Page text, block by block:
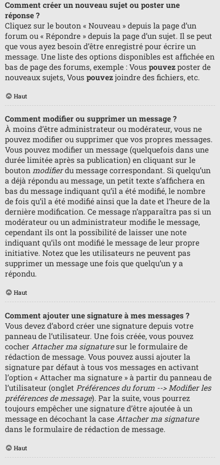
Comment créer un nouveau sujet ou poster une
réponse ?
Cliquez sur le bouton « Nouveau » depuis la page d’un
forum ou « Répondre » depuis la page d’un sujet. Il se peut
que vous ayez besoin d’être enregistré pour écrire un
message. Une liste des options disponibles est affichée en
bas de page des forums, exemple : Vous pouvez poster de
nouveaux sujets, Vous pouvez joindre des fichiers, etc.
Haut
Comment modifier ou supprimer un message ?
À moins d’être administrateur ou modérateur, vous ne
pouvez modifier ou supprimer que vos propres messages.
Vous pouvez modifier un message (quelquefois dans une
durée limitée après sa publication) en cliquant sur le
bouton modifierdu message correspondant. Si quelqu’un
a déjà répondu au message, un petit texte s’affichera en
bas du message indiquant qu’il a été modifié, le nombre
de fois qu’il a été modifié ainsi que la date et l’heure de la
dernière modification. Ce message n’apparaîtra pas si un
modérateur ou un administrateur modifie le message,
cependant ils ont la possibilité de laisser une note
indiquant qu’ils ont modifié le message de leur propre
initiative. Notez que les utilisateurs ne peuvent pas
supprimer un message une fois que quelqu’un y a
répondu.
Haut
Comment ajouter une signature à mes messages ?
Vous devez d’abord créer une signature depuis votre
panneau de l’utilisateur. Une fois créée, vous pouvez
cocher Attacher ma signaturesur le formulaire de
rédaction de message. Vous pouvez aussi ajouter la
signature par défaut à tous vos messages en activant
l’option « Attacher ma signature » à partir du panneau de
l’utilisateur (onglet Préférences du forum --> Modifier les
préférences de message). Par la suite, vous pourrez
toujours empêcher une signature d’être ajoutée à un
message en décochant la case Attacher ma signature
dans le formulaire de rédaction de message.
Haut